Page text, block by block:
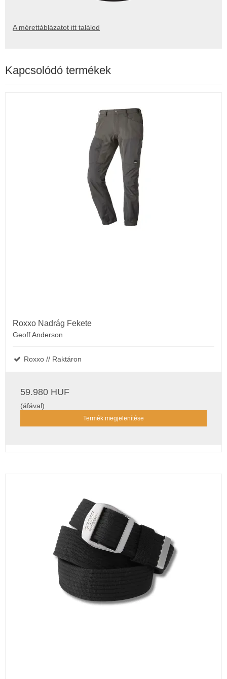
A mérettáblázatot itt találod
Kapcsolódó termékek
Roxxo Nadrág Fekete
Geoff Anderson
Roxxo // Raktáron
59.980 HUF
(áfával)
Termék megjelenítése